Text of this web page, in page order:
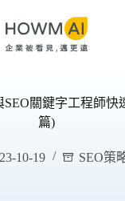
SEO關鍵字工程師快
篇)
10-19 SEO策